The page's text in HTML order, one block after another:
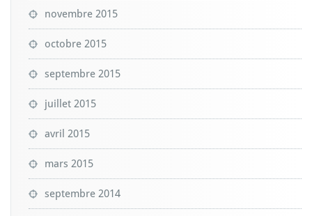
novembre 2015
octobre 2015
septembre 2015
juillet 2015
avril 2015
mars 2015
septembre 2014